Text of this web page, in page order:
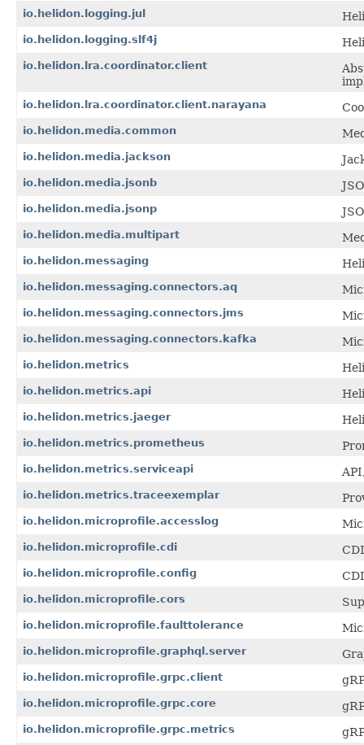
io.helidon.logging.jul
io.helidon.logging.slf4j
io.helidon.lra.coordinator.client
io.helidon.lra.coordinator.client.narayana
io.helidon.media.common
io.helidon.media.jackson
io.helidon.media.jsonb
io.helidon.media.jsonp
io.helidon.media.multipart
io.helidon.messaging
io.helidon.messaging.connectors.aq
io.helidon.messaging.connectors.jms
io.helidon.messaging.connectors.kafka
io.helidon.metrics
io.helidon.metrics.api
io.helidon.metrics.jaeger
io.helidon.metrics.prometheus
io.helidon.metrics.serviceapi
io.helidon.metrics.traceexemplar
io.helidon.microprofile.accesslog
io.helidon.microprofile.cdi
io.helidon.microprofile.config
io.helidon.microprofile.cors
io.helidon.microprofile.faulttolerance
io.helidon.microprofile.graphql.server
io.helidon.microprofile.grpc.client
io.helidon.microprofile.grpc.core
io.helidon.microprofile.grpc.metrics